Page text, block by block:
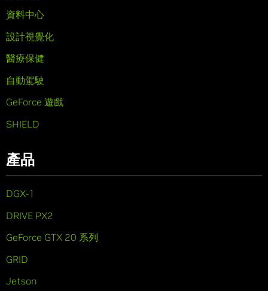
資料中心
設計視覺化
醫療保健
自動駕駛
GeForce 遊戲
SHIELD
產品
DGX-1
DRIVE PX2
GeForce GTX 20 系列
GRID
Jetson